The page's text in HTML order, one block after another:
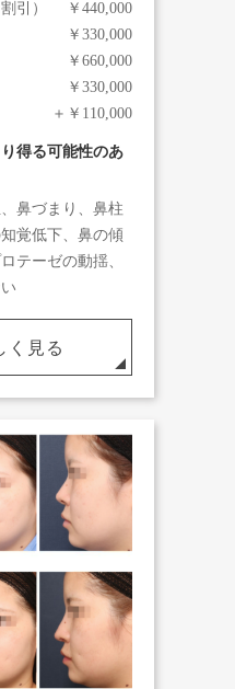
引）
￥440,000
￥330,000
￥660,000
￥330,000
＋￥110,000
得る可能性のあ
鼻づまり、鼻柱
覚低下、鼻の傾
テーゼの動揺、
く見る